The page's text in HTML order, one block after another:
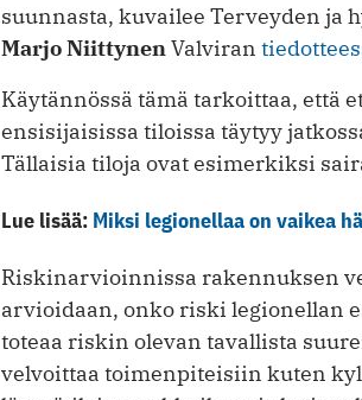
suunnasta, kuvailee Terveyden
Marjo NiittynenValviran
Käytännössä tämä tarkoittaa, että
ensisijaisissa tiloissa täytyy
Tällaisia tiloja ovat esimerkiksi
Lue lisää: Miksi legionellaa on vaikea
Riskinarvioinnissa rakennuksen
arvioidaan, onko riski legionellan
toteaa riskin olevan tavallista
velvoittaa toimenpiteisiin kuten